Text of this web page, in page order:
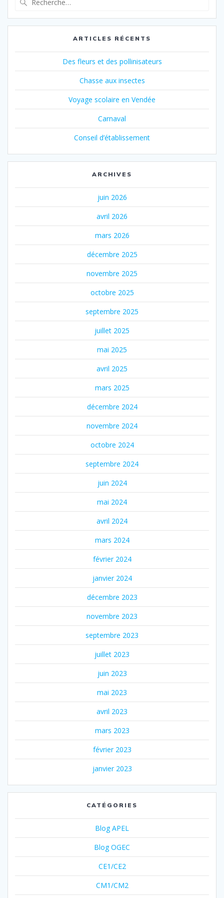
:
ARTICLES RÉCENTS
Des fleurs et des pollinisateurs
Chasse aux insectes
Voyage scolaire en Vendée
Carnaval
Conseil d’établissement
ARCHIVES
juin 2026
avril 2026
mars 2026
décembre 2025
novembre 2025
octobre 2025
septembre 2025
juillet 2025
mai 2025
avril 2025
mars 2025
décembre 2024
novembre 2024
octobre 2024
septembre 2024
juin 2024
mai 2024
avril 2024
mars 2024
février 2024
janvier 2024
décembre 2023
novembre 2023
septembre 2023
juillet 2023
juin 2023
mai 2023
avril 2023
mars 2023
février 2023
janvier 2023
CATÉGORIES
Blog APEL
Blog OGEC
CE1/CE2
CM1/CM2